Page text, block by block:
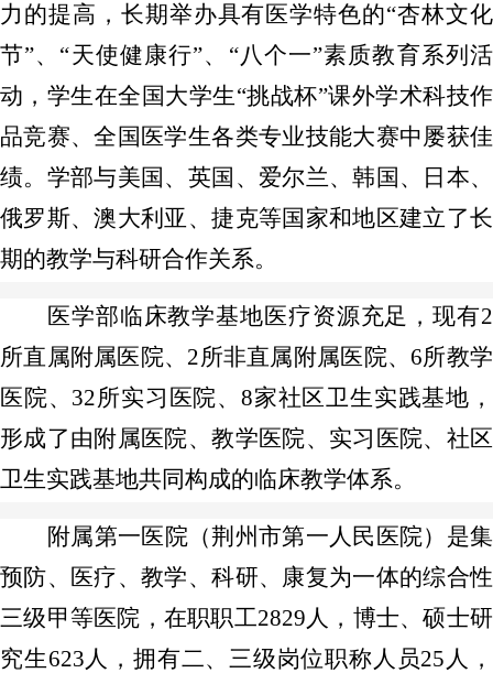
力的提高，长期举办具有医学特色的“杏林文化
节”、“天使健康行”、“八个一”素质教育系列活
动，学生在全国大学生“挑战杯”课外学术科技作
品竞赛、全国医学生各类专业技能大赛中屡获佳
绩。学部与美国、英国、爱尔兰、韩国、日本、
俄罗斯、澳大利亚、捷克等国家和地区建立了长
期的教学与科研合作关系。
医学部临床教学基地医疗资源充足，现有2
所直属附属医院、2所非直属附属医院、6所教学
医院、32所实习医院、8家社区卫生实践基地，
形成了由附属医院、教学医院、实习医院、社区
卫生实践基地共同构成的临床教学体系。
附属第一医院（荆州市第一人民医院）是集
预防、医疗、教学、科研、康复为一体的综合性
三级甲等医院，在职职工2829人，博士、硕士研
究生623人，拥有二、三级岗位职称人员25人，